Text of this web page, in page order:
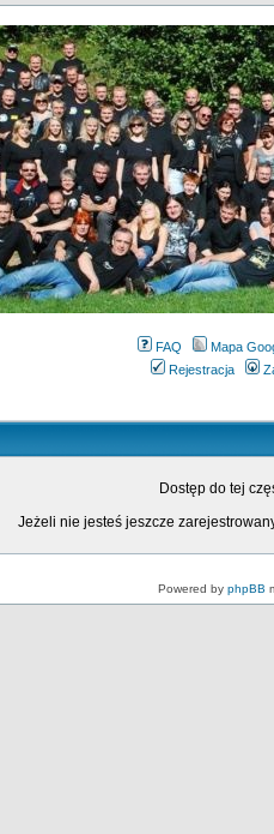
FAQ
Mapa
Rejestracja
Dostęp do tej
Jeżeli nie jesteś jeszcze
Powered by phpBB